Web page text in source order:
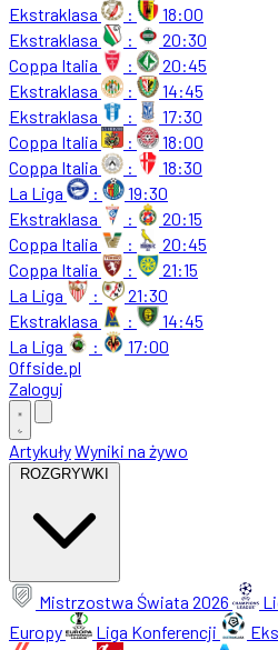
Ekstraklasa
:
18:00
Ekstraklasa
:
20:30
Coppa Italia
:
20:45
Ekstraklasa
:
14:45
Ekstraklasa
:
17:30
Coppa Italia
:
18:00
Coppa Italia
:
18:30
La Liga
:
19:30
Ekstraklasa
:
20:15
Coppa Italia
:
20:45
Coppa Italia
:
21:15
La Liga
:
21:30
Ekstraklasa
:
14:45
La Liga
:
17:00
Offside.pl
Zaloguj
ArtykułyWyniki na żywo
ROZGRYWKI
Mistrzostwa Świata 2026
Europy
Liga Konferencji